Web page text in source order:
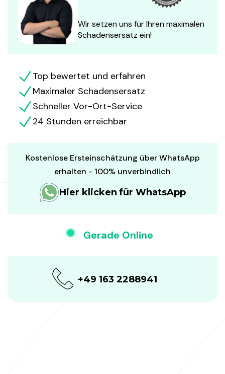
Wir setzen uns für Ihren maximalen
Schadensersatz ein!
Top bewertet und erfahren
Maximaler Schadensersatz
Schneller Vor-Ort-Service
24 Stunden erreichbar
Kostenlose Ersteinschätzung über WhatsApp
erhalten - 100% unverbindlich
Hier klicken für WhatsApp
Gerade Online
+49 163 2288941